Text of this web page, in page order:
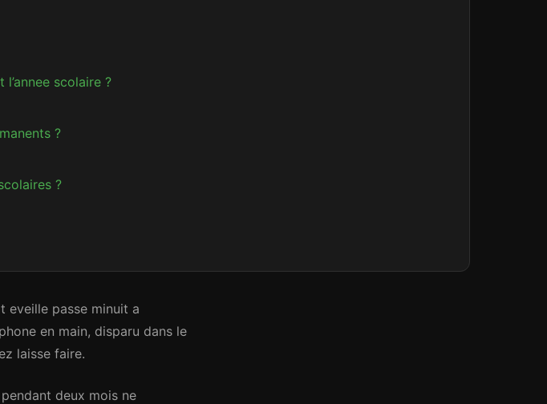
scolaire ?
?
?
eveille passe minuit a
en main, disparu dans le
laisse faire.
deux mois ne